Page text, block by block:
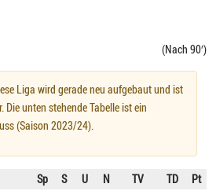
(Nach 90′)
Liga wird gerade neu aufgebaut und ist
Die unten stehende Tabelle ist ein
(Saison 2023/24).
Sp S U N TV TD
Pt